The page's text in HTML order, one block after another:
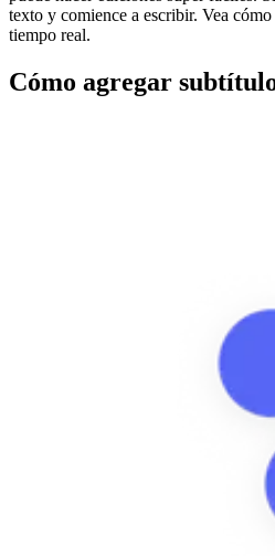
texto y comience a escribir. Vea
tiempo real.
Cómo agregar